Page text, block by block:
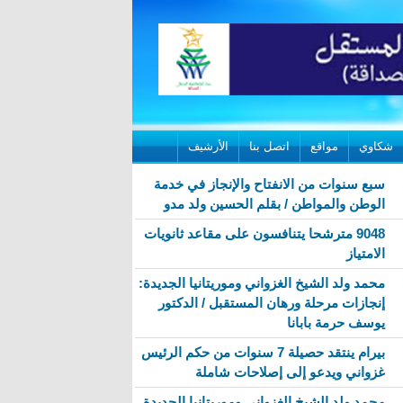
شكاوي مواقع اتصل بنا الأرشيف
سبع سنوات من الانفتاح والإنجاز في خدمة
الوطن والمواطن / بقلم الحسين ولد مدو
9048 مترشحا يتنافسون على مقاعد ثانويات
الامتياز
محمد ولد الشيخ الغزواني وموريتانيا الجديدة:
إنجازات مرحلة ورهان المستقبل / الدكتور
يوسف حرمة بابانا
بيرام ينتقد حصيلة 7 سنوات من حكم الرئيس
غزواني ويدعو إلى إصلاحات شاملة